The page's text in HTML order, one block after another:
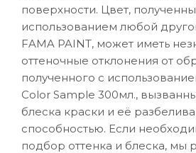
поверхности. Цвет,
использованием любой
FAMA PAINT, может иметь
оттеночные отклонения от
полученного с
Color Sample 300мл.,
блеска краски и её
способностью. Если
подбор оттенка и блеска, мы